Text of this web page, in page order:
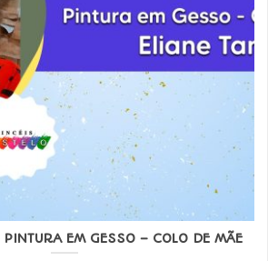
EM GESSO – COLO DE MÃE